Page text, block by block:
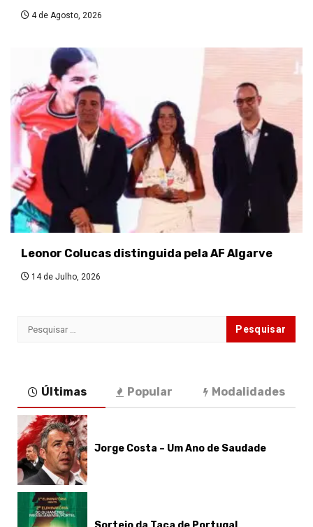
4 de Agosto, 2026
Leonor Colucas distinguida pela AF Algarve
14 de Julho, 2026
Pesquisar
Últimas Popular Modalidades
Jorge Costa – Um Ano de Saudade